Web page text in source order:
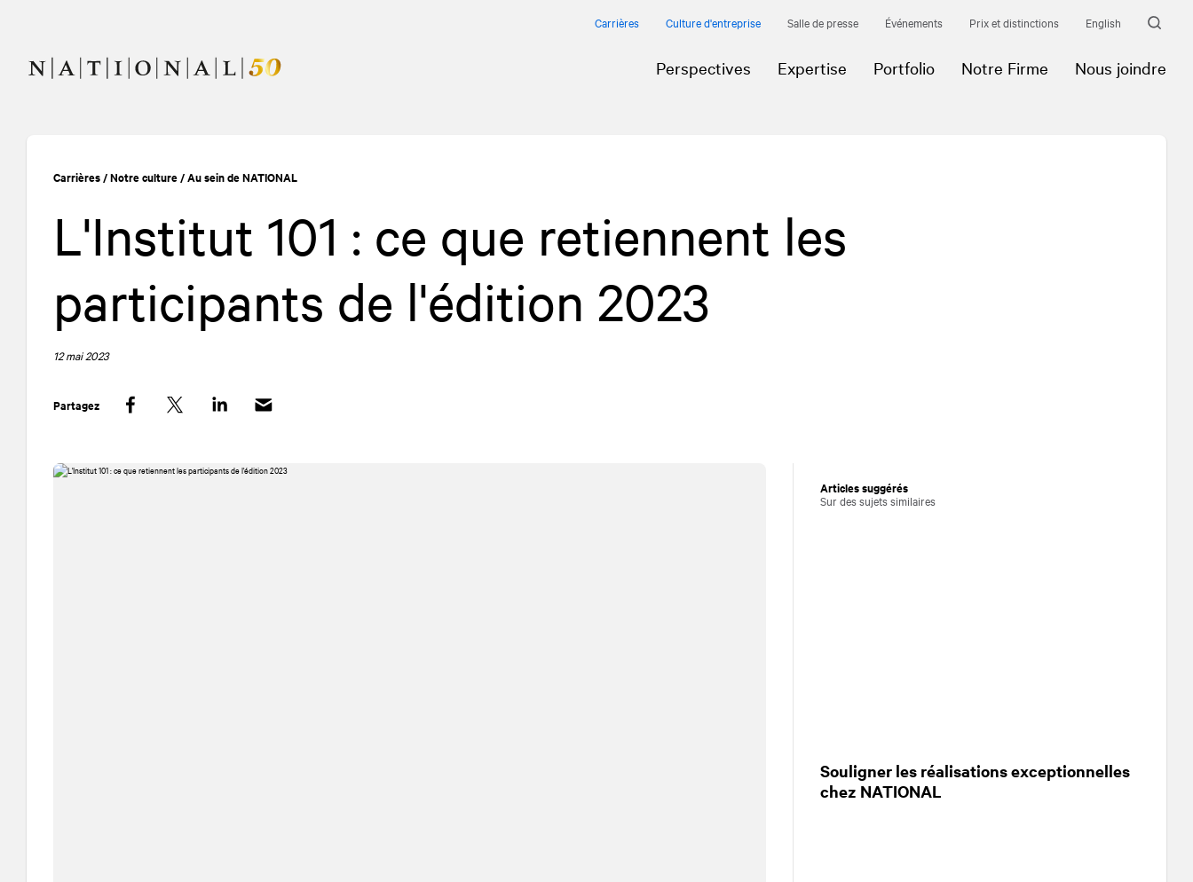
navigation
Carrières Culture d'entreprise Salle de presse Événements Prix et distinctions English
Perspectives Expertise Portfolio Notre Firme Nous joindre
Carrières/Notre culture/Au sein deNATIONAL
L'Institut 101 : ce que retiennent les
participants de l'édition 2023
12 mai 2023
Partagez
Articles suggérés
Sur des sujets similaires
Souligner les réalisations exceptionnelles
chez NATIONAL